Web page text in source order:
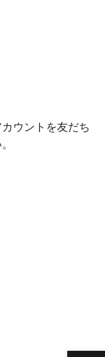
ウントを友だち